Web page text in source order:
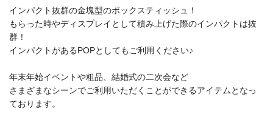
インパクト抜群の金塊型のボックスティッシュ！
もらった時やディスプレイとして積み上げた際のインパクトは抜
群！
インパクトがあるPOPとしてもご利用ください♪
年末年始イベントや粗品、結婚式の二次会など
さまざまなシーンでご利用いただくことができるアイテムとなっ
ております。